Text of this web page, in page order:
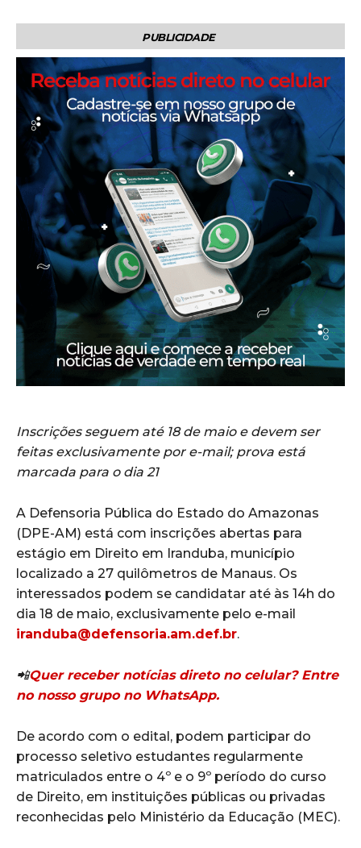
PUBLICIDADE
Inscrições seguem até 18 de maio e devem ser
feitas exclusivamente por e-mail; prova está
marcada para o dia 21
A Defensoria Pública do Estado do Amazonas
(DPE-AM) está com inscrições abertas para
estágio em Direito em Iranduba, município
localizado a 27 quilômetros de Manaus. Os
interessados podem se candidatar até às 14h do
dia 18 de maio, exclusivamente pelo e-mail
iranduba@defensoria.am.def.br.
📲Quer receber notícias direto no celular? Entre
no nosso grupo no WhatsApp.
De acordo com o edital, podem participar do
processo seletivo estudantes regularmente
matriculados entre o 4º e o 9º período do curso
de Direito, em instituições públicas ou privadas
reconhecidas pelo Ministério da Educação (MEC).